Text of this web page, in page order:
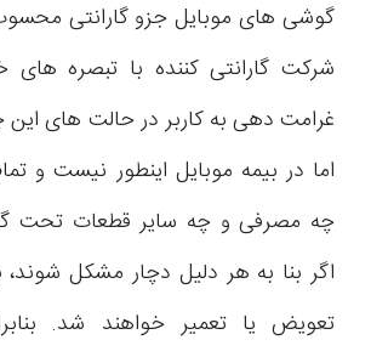
گوشی های موبایل جزو گارانتی
شرکت گارانتی کننده با تبصره های
غرامت دهی به کاربر در حالت های این
اما در بیمه موبایل اینطور نیست و
چه مصرفی و چه سایر قطعات تحت
اگر بنا به هر دلیل دچار مشکل
تعویض یا تعمیر خواهند شد.